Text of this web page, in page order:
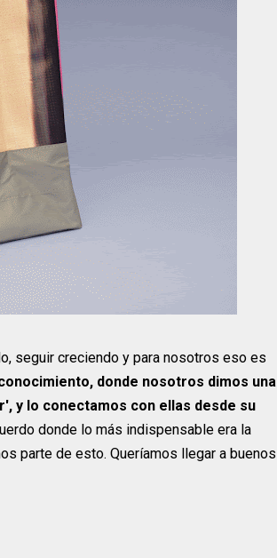
seguir creciendo y para nosotros eso es
donde nosotros dimos una
y lo conectamos con ellas desde su
donde lo más indispensable era la
parte de esto. Queríamos llegar a buenos